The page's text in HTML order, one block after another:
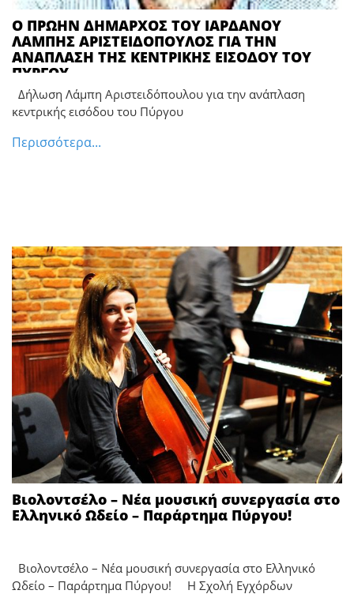
Ο ΠΡΩΗΝ ΔΗΜΑΡΧΟΣ ΤΟΥ ΙΑΡΔΑΝΟΥ
ΛΑΜΠΗΣ ΑΡΙΣΤΕΙΔΟΠΟΥΛΟΣ ΓΙΑ ΤΗΝ
ΑΝΑΠΛΑΣΗ ΤΗΣ ΚΕΝΤΡΙΚΗΣ ΕΙΣΟΔΟΥ ΤΟΥ
ΠΥΡΓΟΥ
Δήλωση Λάμπη Αριστειδόπουλου για την ανάπλαση
κεντρικής εισόδου του Πύργου
Περισσότερα...
Βιολοντσέλο – Νέα μουσική συνεργασία στο
Ελληνικό Ωδείο – Παράρτημα Πύργου!
Βιολοντσέλο – Νέα μουσική συνεργασία στο Ελληνικό
Ωδείο – Παράρτημα Πύργου! Η Σχολή Εγχόρδων